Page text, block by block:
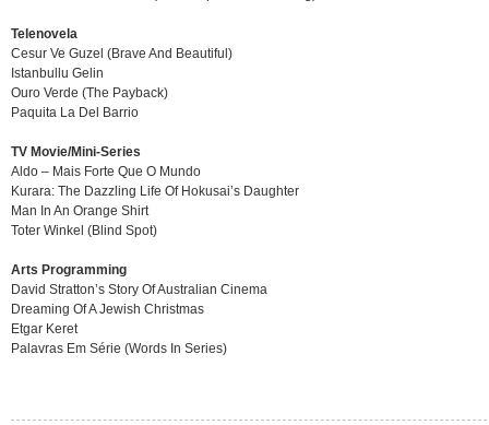
Telenovela
Cesur Ve Guzel (Brave And Beautiful)
Istanbullu Gelin
Ouro Verde (The Payback)
Paquita La Del Barrio
TV Movie/Mini-Series
Aldo – Mais Forte Que O Mundo
Kurara: The Dazzling Life Of Hokusai’s Daughter
Man In An Orange Shirt
Toter Winkel (Blind Spot)
Arts Programming
David Stratton’s Story Of Australian Cinema
Dreaming Of A Jewish Christmas
Etgar Keret
Palavras Em Série (Words In Series)